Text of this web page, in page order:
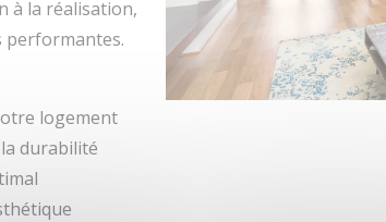
à la réalisation,
performantes.
logement
durabilité